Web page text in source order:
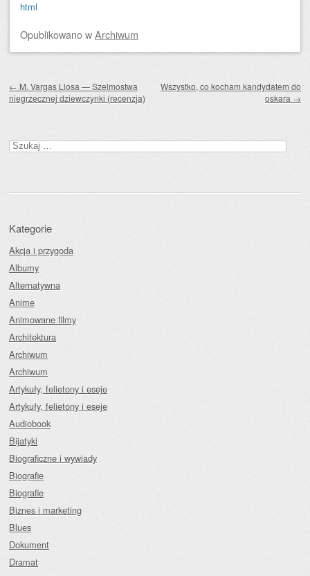
html
OpublikowanowArchiwum
← M. Vargas Llosa — Szelmostwa
niegrzecznej dziewczynki (recenzja)
Wszystko, co kocham kandydatem do
oskara →
Szukaj:
Kategorie
Akcja i przygoda
Albumy
Alternatywna
Anime
Animowane filmy
Architektura
Archiwum
Archiwum
Artykuły, felietony i eseje
Artykuły, felietony i eseje
Audiobook
Bijatyki
Biograficzne i wywiady
Biografie
Biografie
Biznes i marketing
Blues
Dokument
Dramat